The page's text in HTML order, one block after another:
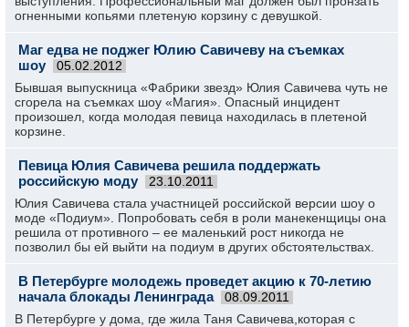
огненными копьями плетеную корзину с девушкой.
Маг едва не поджег Юлию Савичеву на съемках
шоу
05.02.2012
Бывшая выпускница «Фабрики звезд» Юлия Савичева чуть не
сгорела на съемках шоу «Магия». Опасный инцидент
произошел, когда молодая певица находилась в плетеной
корзине.
Певица Юлия Савичева решила поддержать
российскую моду
23.10.2011
Юлия Савичева стала участницей российской версии шоу о
моде «Подиум». Попробовать себя в роли манекенщицы она
решила от противного – ее маленький рост никогда не
позволил бы ей выйти на подиум в других обстоятельствах.
В Петербурге молодежь проведет акцию к 70-летию
начала блокады Ленинграда
08.09.2011
В Петербурге у дома, где жила Таня Савичева,которая с